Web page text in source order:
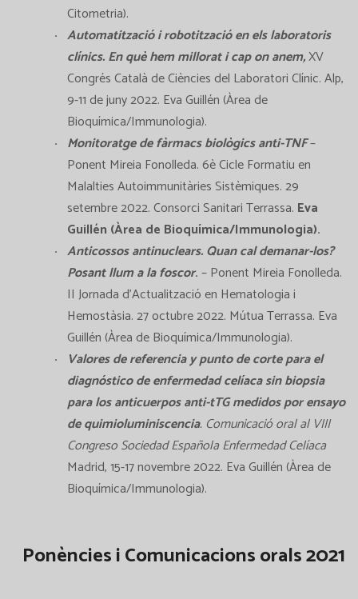
Citometria).
Automatització i robotització en els laboratoris
clínics. En què hem millorat i cap on anem,XV
Congrés Català de Ciències del Laboratori Clínic. Alp,
9-11 de juny 2022. Eva Guillén (Àrea de
Bioquímica/Immunologia).
Monitoratge de fàrmacs biològics anti-TNF–
Ponent Mireia Fonolleda. 6è Cicle Formatiu en
Malalties Autoimmunitàries Sistèmiques. 29
setembre 2022. Consorci Sanitari Terrassa. Eva
Guillén (Àrea de Bioquímica/Immunologia).
Anticossos antinuclears. Quan cal demanar-los?
Posant llum a la foscor.– Ponent Mireia Fonolleda.
II Jornada d’Actualització en Hematologia i
Hemostàsia. 27 octubre 2022. Mútua Terrassa. Eva
Guillén (Àrea de Bioquímica/Immunologia).
Valores de referencia y punto de corte para el
diagnóstico de enfermedad celíaca sin biopsia
para los anticuerpos anti-tTG medidos por ensayo
de quimioluminiscencia. Comunicació oral al VIII
Congreso Sociedad Española Enfermedad Celíaca
Madrid, 15-17 novembre 2022. Eva Guillén (Àrea de
Bioquímica/Immunologia).
Ponències i Comunicacions orals 2021